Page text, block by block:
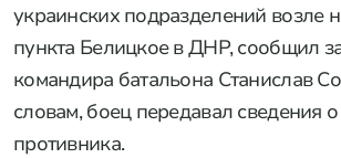
украинских подразделений возле
пункта Белицкое в ДНР, сообщил
командира батальона Станислав
словам, боец передавал сведения
противника.